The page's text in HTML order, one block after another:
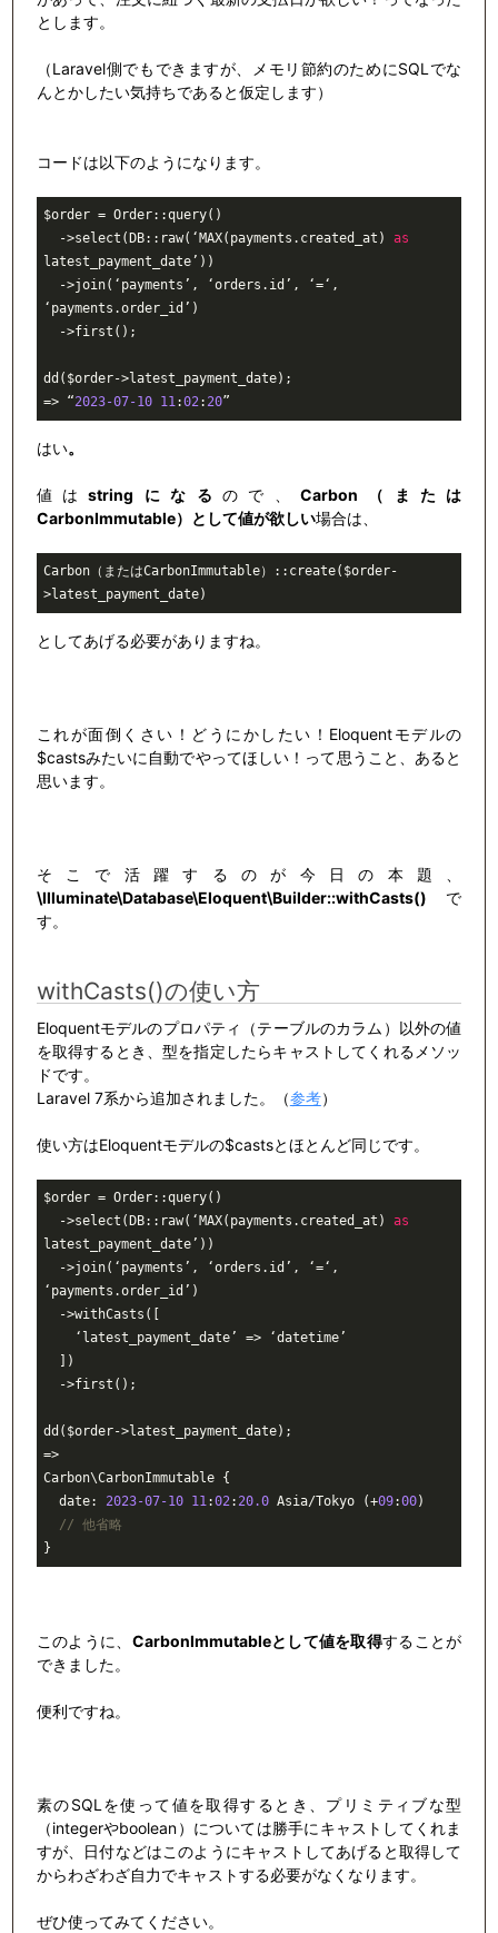
とします。
（Laravel側でもできますが、メモリ節約のためにSQLでな
んとかしたい気持ちであると仮定します）
コードは以下のようになります。
$order = Order::query()
  ->select(DB::raw(‘MAX(payments.created_at)
as
latest_payment_date’))
‘payments.order_id’)
dd($order->latest_payment_date);
=> “2023-07-10 11:02:20”
はい。
値はstringになる ので、 Carbon（または
CarbonImmutable）として値が欲しい場合は、
Carbon（またはCarbonImmutable）::create($order-
>latest_payment_date)
としてあげる必要がありますね。
これが面倒くさい！どうにかしたい！Eloquentモデルの
$castsみたいに自動でやってほしい！って思うこと、あると
思います。
そこで活躍するのが今日の本題、
\Illuminate\Database\Eloquent\Builder::withCasts() で
す。
withCasts()の使い方
Eloquentモデルのプロパティ（テーブルのカラム）以外の値
を取得するとき、型を指定したらキャストしてくれるメソッ
ドです。
Laravel 7系から追加されました。（参考）
使い方はEloquentモデルの$castsとほとんど同じです。
$order = Order::query()
  ->select(DB::raw(‘MAX(payments.created_at)
as
latest_payment_date’))
‘payments.order_id’)
dd($order->latest_payment_date);
=>
Carbon\CarbonImmutable {
  date:
2023-07-10 11:02:20.0 Asia/Tokyo (+09:00)
// 他省略
}
このように、 CarbonImmutableとして値を取得することが
できました。
便利ですね。
素のSQLを使って値を取得するとき、プリミティブな型
（integerやboolean）については勝手にキャストしてくれま
すが、日付などはこのようにキャストしてあげると取得して
からわざわざ自力でキャストする必要がなくなります。
ぜひ使ってみてください。